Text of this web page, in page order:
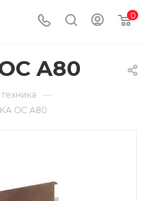
0
A80
—
OC A80